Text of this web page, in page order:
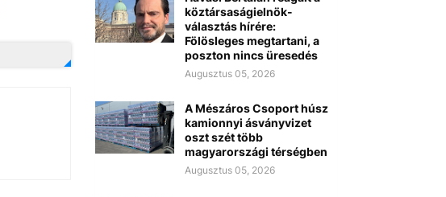
köztársaságielnök-
választás hírére:
Fölösleges megtartani, a
poszton nincs üresedés
Augusztus 05, 2026
A Mészáros Csoport húsz
kamionnyi ásványvizet
oszt szét több
magyarországi térségben
Augusztus 05, 2026